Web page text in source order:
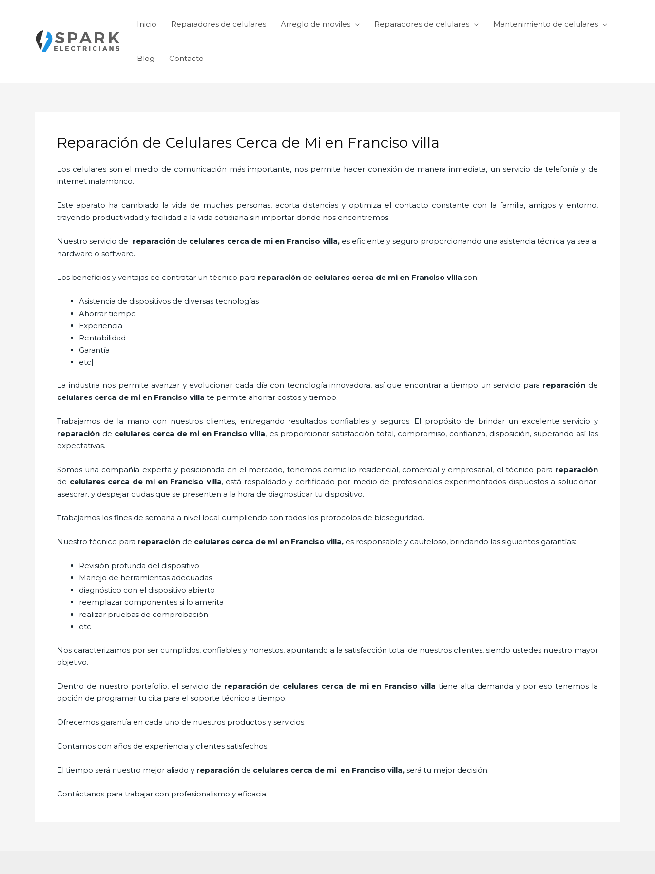
Inicio Reparadores de celulares Arreglo de moviles Reparadores de celulares Mantenimiento de celulares
Blog Contacto
Reparación de Celulares Cerca de Mi en Franciso villa
Los celulares son el medio de comunicación más importante, nos permite hacer conexión de manera inmediata, un servicio de telefonía y de
internet inalámbrico.
Este aparato ha cambiado la vida de muchas personas, acorta distancias y optimiza el contacto constante con la familia, amigos y entorno,
trayendo productividad y facilidad a la vida cotidiana sin importar donde nos encontremos.
Nuestro servicio de reparaciónde celulares cerca de mi en Franciso villa,es eficiente y seguro proporcionando una asistencia técnica ya sea al
hardware o software.
Los beneficios y ventajas de contratar un técnico para reparación de celulares cerca de mi en Franciso villa son:
Asistencia de dispositivos de diversas tecnologías
Ahorrar tiempo
Experiencia
Rentabilidad
Garantía
etc|
La industria nos permite avanzar y evolucionar cada día con tecnología innovadora, así que encontrar a tiempo un servicio para reparación de
celulares cerca de mi en Franciso villa te permite ahorrar costos y tiempo.
Trabajamos de la mano con nuestros clientes, entregando resultados confiables y seguros. El propósito de brindar un excelente servicio y
reparación de celulares cerca de mi en Franciso villa, es proporcionar satisfacción total, compromiso, confianza, disposición, superando así las
expectativas.
Somos una compañía experta y posicionada en el mercado, tenemos domicilio residencial, comercial y empresarial, el técnico para reparación
de celulares cerca de mi en Franciso villa, está respaldado y certificado por medio de profesionales experimentados dispuestos a solucionar,
asesorar, y despejar dudas que se presenten a la hora de diagnosticar tu dispositivo.
Trabajamos los fines de semana a nivel local cumpliendo con todos los protocolos de bioseguridad.
Nuestro técnico para reparación de celulares cerca de mi en Franciso villa, es responsable y cauteloso, brindando las siguientes garantías:
Revisión profunda del dispositivo
Manejo de herramientas adecuadas
diagnóstico con el dispositivo abierto
reemplazar componentes si lo amerita
realizar pruebas de comprobación
etc
Nos caracterizamos por ser cumplidos, confiables y honestos, apuntando a la satisfacción total de nuestros clientes, siendo ustedes nuestro mayor
objetivo.
Dentro de nuestro portafolio, el servicio de reparaciónde celulares cerca de mien Franciso villa tiene alta demanda y por eso tenemos la
opción de programar tu cita para el soporte técnico a tiempo.
Ofrecemos garantía en cada uno de nuestros productos y servicios.
Contamos con años de experiencia y clientes satisfechos.
El tiempo será nuestro mejor aliado y reparación de celulares cerca de mi en Franciso villa, será tu mejor decisión.
Contáctanos para trabajar con profesionalismo y eficacia.